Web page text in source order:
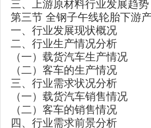
三、上游原材料行业发展趋势
第三节 全钢子午线轮胎下游
一、行业发展现状概况
二、行业生产情况分析
（一）载货汽车生产情况
（二）客车的生产情况
三、行业需求状况分析
（一）载货汽车销售情况
（二）客车的销售情况
四、行业需求前景分析